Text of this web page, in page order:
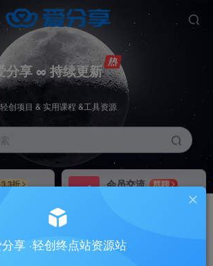
分享 ∞ 持续更新
轻创项目 & 实用课程 &工具资源
3.3折
会员交流
群聊
达70%
24小时自动赚钱
享 ·轻创终点站资源站